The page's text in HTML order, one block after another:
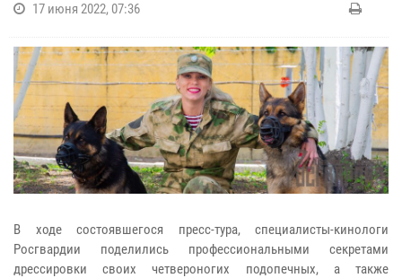
17 июня 2022, 07:36
В ходе состоявшегося пресс-тура, специалисты-кинологи
Росгвардии поделились профессиональными секретами
дрессировки своих четвероногих подопечных, а также